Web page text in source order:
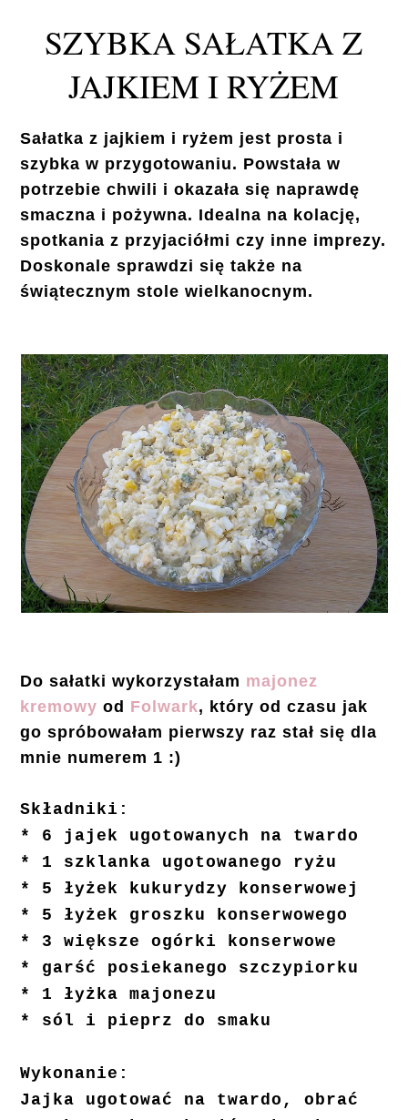
SZYBKA SAŁATKA Z
JAJKIEM I RYŻEM
Sałatka z jajkiem i ryżem jest prosta i
szybka w przygotowaniu. Powstała w
potrzebie chwili i okazała się naprawdę
smaczna i pożywna. Idealna na kolację,
spotkania z przyjaciółmi czy inne imprezy.
Doskonale sprawdzi się także na
świątecznym stole wielkanocnym.
Do sałatki wykorzystałam majonez
kremowy od Folwark, który od czasu jak
go spróbowałam pierwszy raz stał się dla
mnie numerem 1 :)
Składniki:
* 6 jajek ugotowanych na twardo
* 1 szklanka ugotowanego ryżu
* 5 łyżek kukurydzy konserwowej
* 5 łyżek groszku konserwowego
* 3 większe ogórki konserwowe
* garść posiekanego szczypiorku
* 1 łyżka majonezu
* sól i pieprz do smaku
Wykonanie:
Jajka ugotować na twardo, obrać